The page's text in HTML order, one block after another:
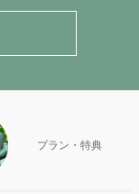
プラン・特典